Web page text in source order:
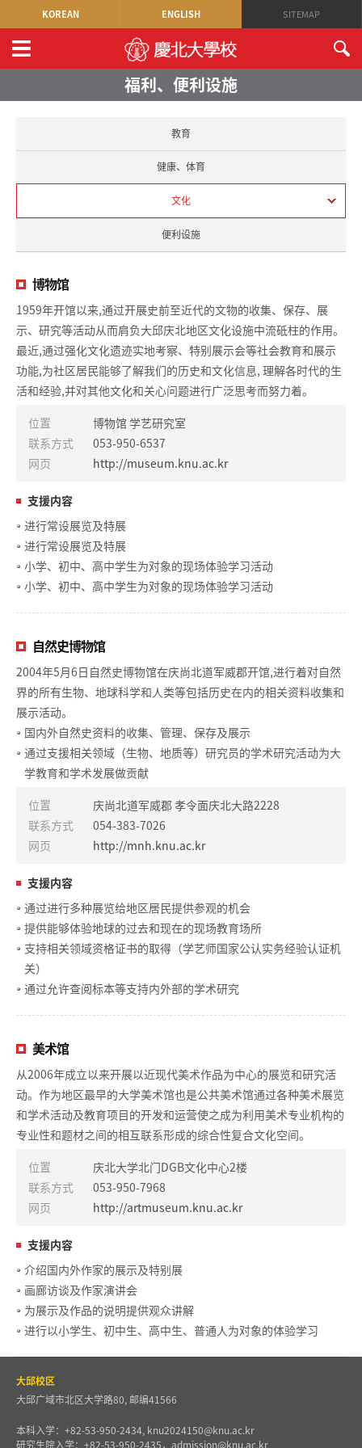
KOREAN ENGLISH SITEMAP
福利、便利设施
教育
健康、体育
文化
便利设施
博物馆
1959年开馆以来,通过开展史前至近代的文物的收集、保存、展
示、研究等活动从而肩负大邱庆北地区文化设施中流砥柱的作用。
最近,通过强化文化遗迹实地考察、特别展示会等社会教育和展示
功能,为社区居民能够了解我们的历史和文化信息, 理解各时代的生
活和经验,并对其他文化和关心问题进行广泛思考而努力着。
位置
博物馆 学艺研究室
联系方式
053-950-6537
网页
http://museum.knu.ac.kr
支援内容
进行常设展览及特展
进行常设展览及特展
小学、初中、高中学生为对象的现场体验学习活动
小学、初中、高中学生为对象的现场体验学习活动
自然史博物馆
2004年5月6日自然史博物馆在庆尚北道军威郡开馆,进行着对自然
界的所有生物、地球科学和人类等包括历史在内的相关资料收集和
展示活动。
国内外自然史资料的收集、管理、保存及展示
通过支援相关领域（生物、地质等）研究员的学术研究活动为大
学教育和学术发展做贡献
位置
庆尚北道军威郡 孝令面庆北大路2228
联系方式
054-383-7026
网页
http://mnh.knu.ac.kr
支援内容
通过进行多种展览给地区居民提供参观的机会
提供能够体验地球的过去和现在的现场教育场所
支持相关领域资格证书的取得（学艺师国家公认实务经验认证机
关）
通过允许查阅标本等支持内外部的学术研究
美术馆
从2006年成立以来开展以近现代美术作品为中心的展览和研究活
动。作为地区最早的大学美术馆也是公共美术馆通过各种美术展览
和学术活动及教育项目的开发和运营使之成为利用美术专业机构的
专业性和题材之间的相互联系形成的综合性复合文化空间。
位置
庆北大学北门DGB文化中心2楼
联系方式
053-950-7968
网页
http://artmuseum.knu.ac.kr
支援内容
介绍国内外作家的展示及特别展
画廊访谈及作家演讲会
为展示及作品的说明提供观众讲解
进行以小学生、初中生、高中生、普通人为对象的体验学习
大邱校区
大邱广域市北区大学路80, 邮编41566
本科入学：+82-53-950-2434, knu2024150@knu.ac.kr
研究生院入学：+82-53-950-2435，admission@knu.ac.kr